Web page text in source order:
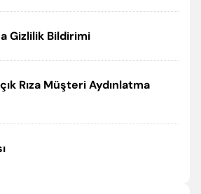
Gizlilik Bildirimi
Rıza Müşteri Aydınlatma